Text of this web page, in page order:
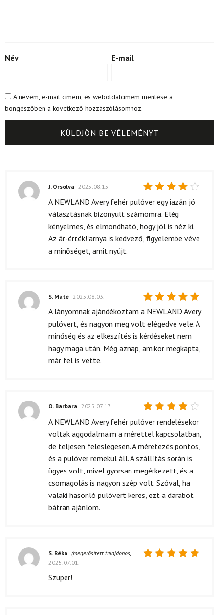
Név E-mail
A nevem, e-mail címem, és weboldalcímem mentése a
böngészőben a következő hozzászólásomhoz.
Értékelés:
/ 5
J. Orsolya 2025.08.15.
A NEWLAND Avery fehér pulóver egy iazán jó
választásnak bizonyult számomra. Elég
kényelmes, és elmondható, hogy jól is néz ki.
Az ár-érték!!arnya is kedvező, figyelembe véve
a minőséget, amit nyújt.
Értékelés:
S. Máté 2025.08.03.
A lányomnak ajándékoztam a NEWLAND Avery
pulóvert, és nagyon meg volt elégedve vele. A
minőség és az elkészítés is kérdéseket nem
hagy maga után. Még aznap, amikor megkapta,
már fel is vette.
Értékelés:
O. Barbara 2025.07.17.
A NEWLAND Avery fehér pulóver rendelésekor
voltak aggodalmaim a mérettel kapcsolatban,
de teljesen feleslegesen. A méretezés pontos,
és a pulóver remekül áll. A szállítás során is
ügyes volt, mivel gyorsan megérkezett, és a
csomagolás is nagyon szép volt. Szóval, ha
valaki hasonló pulóvert keres, ezt a darabot
bátran ajánlom.
S. Réka (megerősített tulajdonos)
2025.07.01.
Szuper!